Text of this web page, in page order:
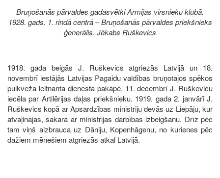
Bruņošanās pārvaldes gadasvētki Armijas virsnieku klubā.
1928. gads. 1. rindā centrā – Bruņošanās pārvaldes priekšnieks
ģenerālis. Jēkabs Ruškevics
1918. gada beigās J. Ruškevics atgriezās Latvijā un 18.
novembrī iestājās Latvijas Pagaidu valdības bruņotajos spēkos
pulkveža-leitnanta dienesta pakāpē. 11. decembrī J. Ruškevicu
iecēla par Artilērijas daļas priekšnieku. 1919. gada 2. janvārī J.
Ruškevics kopā ar Apsardzības ministriju devās uz Liepāju, kur
atvaļinājās, sakarā ar ministrijas darbības izbeigšanu. Drīz pēc
tam viņš aizbrauca uz Dāniju, Kopenhāgenu, no kurienes pēc
dažiem mēnešiem atgriezās atkal Latvijā.